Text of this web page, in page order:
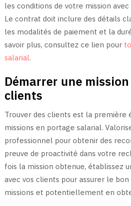
les conditions de votre mission
Le contrat doit inclure des détails
les modalités de paiement et la
savoir plus, consultez ce lien pour
salarial.
Démarrer une
clients
Trouver des clients est la première
missions en portage salarial.
professionnel pour obtenir des
preuve de proactivité dans votre
fois la mission obtenue, établissez
avec vos clients pour assurer le
missions et potentiellement en